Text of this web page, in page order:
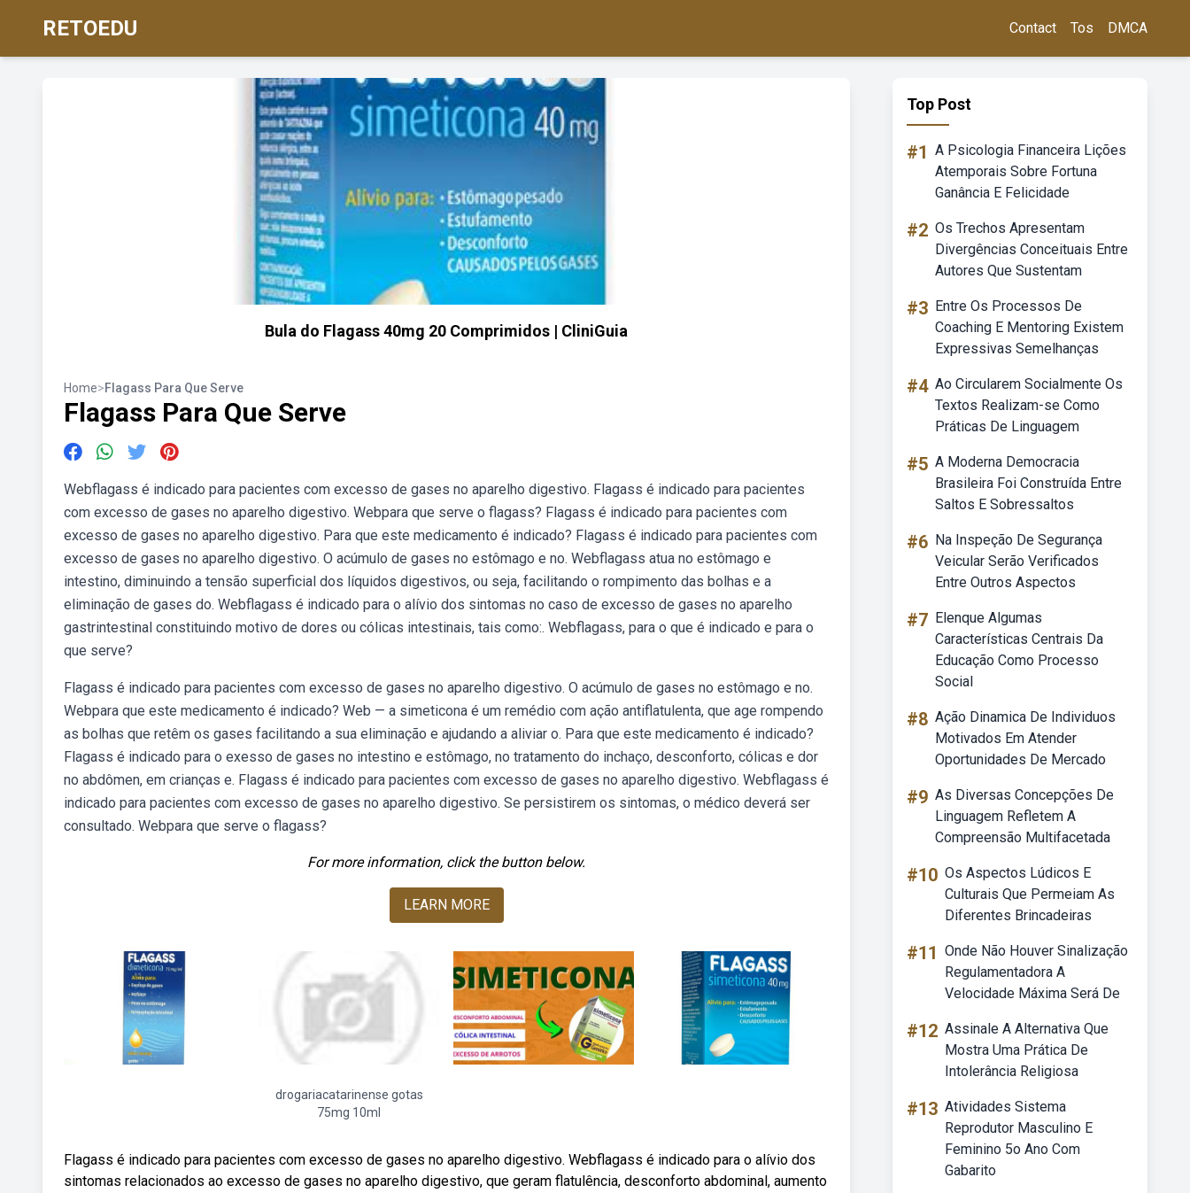
RETOEDU Contact Tos DMCA
Bula do Flagass 40mg 20 Comprimidos | CliniGuia
Home>Flagass Para Que Serve
Flagass Para Que Serve
Webflagass é indicado para pacientes com excesso de gases no aparelho digestivo. Flagass é indicado para pacientes
com excesso de gases no aparelho digestivo. Webpara que serve o flagass? Flagass é indicado para pacientes com
excesso de gases no aparelho digestivo. Para que este medicamento é indicado? Flagass é indicado para pacientes com
excesso de gases no aparelho digestivo. O acúmulo de gases no estômago e no. Webflagass atua no estômago e
intestino, diminuindo a tensão superficial dos líquidos digestivos, ou seja, facilitando o rompimento das bolhas e a
eliminação de gases do. Webflagass é indicado para o alívio dos sintomas no caso de excesso de gases no aparelho
gastrintestinal constituindo motivo de dores ou cólicas intestinais, tais como:. Webflagass, para o que é indicado e para o
que serve?
Flagass é indicado para pacientes com excesso de gases no aparelho digestivo. O acúmulo de gases no estômago e no.
Webpara que este medicamento é indicado? Web — a simeticona é um remédio com ação antiflatulenta, que age rompendo
as bolhas que retêm os gases facilitando a sua eliminação e ajudando a aliviar o. Para que este medicamento é indicado?
Flagass é indicado para o exesso de gases no intestino e estômago, no tratamento do inchaço, desconforto, cólicas e dor
no abdômen, em crianças e. Flagass é indicado para pacientes com excesso de gases no aparelho digestivo. Webflagass é
indicado para pacientes com excesso de gases no aparelho digestivo. Se persistirem os sintomas, o médico deverá ser
consultado. Webpara que serve o flagass?
For more information, click the button below.
LEARN MORE
drogariacatarinense gotas
75mg 10ml
Flagass é indicado para pacientes com excesso de gases no aparelho digestivo. Webflagass é indicado para o alívio dos
sintomas relacionados ao excesso de gases no aparelho digestivo, que geram flatulência, desconforto abdominal, aumento
Top Post
#1 A Psicologia Financeira Lições
Atemporais Sobre Fortuna
Ganância E Felicidade
#2 Os Trechos Apresentam
Divergências Conceituais Entre
Autores Que Sustentam
#3 Entre Os Processos De
Coaching E Mentoring Existem
Expressivas Semelhanças
#4 Ao Circularem Socialmente Os
Textos Realizam-se Como
Práticas De Linguagem
#5 A Moderna Democracia
Brasileira Foi Construída Entre
Saltos E Sobressaltos
#6 Na Inspeção De Segurança
Veicular Serão Verificados
Entre Outros Aspectos
#7 Elenque Algumas
Características Centrais Da
Educação Como Processo
Social
#8 Ação Dinamica De Individuos
Motivados Em Atender
Oportunidades De Mercado
#9 As Diversas Concepções De
Linguagem Refletem A
Compreensão Multifacetada
#10 Os Aspectos Lúdicos E
Culturais Que Permeiam As
Diferentes Brincadeiras
#11 Onde Não Houver Sinalização
Regulamentadora A
Velocidade Máxima Será De
#12 Assinale A Alternativa Que
Mostra Uma Prática De
Intolerância Religiosa
#13 Atividades Sistema
Reprodutor Masculino E
Feminino 5o Ano Com
Gabarito